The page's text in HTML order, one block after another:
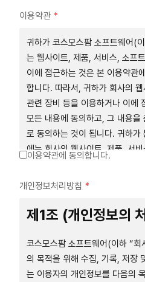
이용약관 *
귀하가 코스모스팜 소프트웨어(
는 웹사이트, 제품, 서비스, 소프
이에 접근하는 것은 본 이용약관
합니다. 따라서, 귀하가 회사의
관련 장비 등을 이용하거나 이에
모든 내용에 동의하고, 그 내용을
로 동의하는 것이 됩니다. 귀하가
에는 회사의 웹사이트, 제품, 서
서비스 사용 전에 본 이용약관의
제1장 총칙
이용약관에 동의합니다.
개인정보처리방침 *
제1조 (개인정보의
코스모스팜 소프트웨어(이하 “
의 목적을 위해 수집, 기록, 저장
는 이용자의 개인정보를 다음의